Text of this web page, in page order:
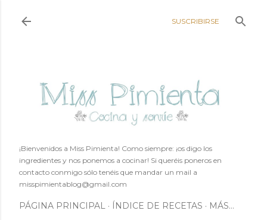
SUSCRIBIRSE
¡Bienvenidos a Miss Pimienta! Como siempre: ¡os digo los
ingredientes y nos ponemos a cocinar! Si queréis poneros en
contacto conmigo sólo tenéis que mandar un mail a
misspimientablog@gmail.com
PÁGINA PRINCIPAL ÍNDICE DE RECETAS MÁS…